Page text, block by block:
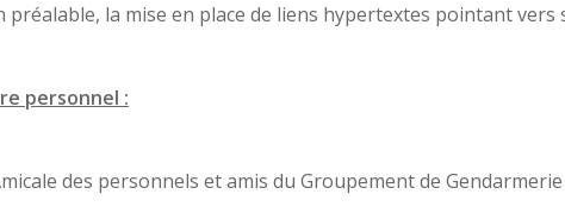
la mise en place de liens hypertextes pointant vers
personnel :
des personnels et amis du Groupement de